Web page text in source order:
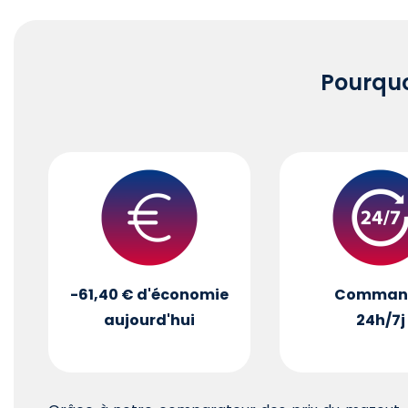
-61,40 € d'économie
aujourd'hui
24h/7j